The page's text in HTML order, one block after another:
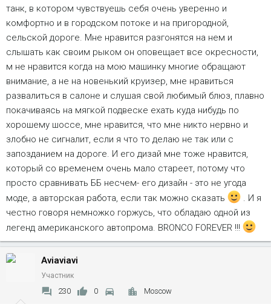
танк, в котором чувствуешь себя очень уверенно и
комфортно и в городском потоке и на пригородной,
сельской дороге. Мне нравится разгонятся на нем и
слышать как своим рыком он оповещает все окресности,
м не нравится когда на мою машинку многие обращают
внимание, а не на новенький круизер, мне нравиться
развалиться в салоне и слушая свой любимый блюз, плавно
покачиваясь на мягкой подвеске ехать куда нибудь по
хорошему шоссе, мне нравится, что мне никто нервно и
злобно не сигналит, если я что то делаю не так или с
запозданием на дороге. И его дизай мне тоже нравится,
который со временем очень мало стареет, потому что
просто сравнивать ББ несчем- его дизайн - это не угода
моде, а авторская работа, если так можно сказать
. И я
честно говоря немножко горжусь, что обладаю одной из
легенд американского автопрома. BRONCO FOREVER !!!
Aviaviavi
Участник
230 0 Moscow